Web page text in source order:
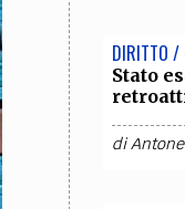
COLLABORA CON
DIRITTO /
Stato
di